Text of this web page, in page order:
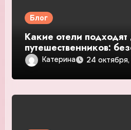
Блог
Какие отели
путешественников:
общение — подробное
обзор
Катерина 24